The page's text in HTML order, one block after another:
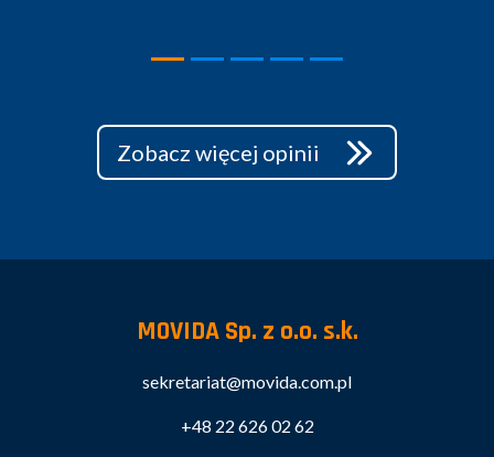
Zobacz więcej opinii
MOVIDA Sp. z o.o. s.k.
sekretariat@movida.com.pl
+48 22 626 02 62